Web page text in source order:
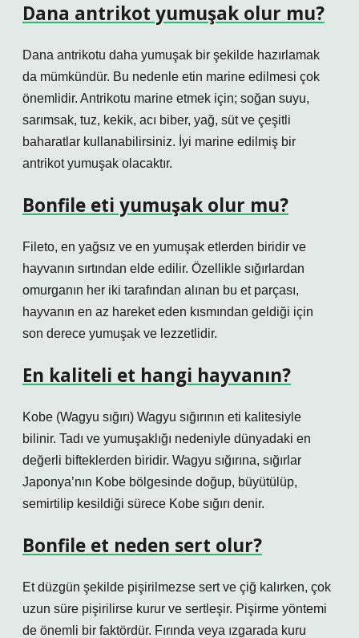
Dana antrikot yumuşak olur mu?
Dana antrikotu daha yumuşak bir şekilde hazırlamak
da mümkündür. Bu nedenle etin marine edilmesi çok
önemlidir. Antrikotu marine etmek için; soğan suyu,
sarımsak, tuz, kekik, acı biber, yağ, süt ve çeşitli
baharatlar kullanabilirsiniz. İyi marine edilmiş bir
antrikot yumuşak olacaktır.
Bonfile eti yumuşak olur mu?
Fileto, en yağsız ve en yumuşak etlerden biridir ve
hayvanın sırtından elde edilir. Özellikle sığırlardan
omurganın her iki tarafından alınan bu et parçası,
hayvanın en az hareket eden kısmından geldiği için
son derece yumuşak ve lezzetlidir.
En kaliteli et hangi hayvanın?
Kobe (Wagyu sığırı) Wagyu sığırının eti kalitesiyle
bilinir. Tadı ve yumuşaklığı nedeniyle dünyadaki en
değerli bifteklerden biridir. Wagyu sığırına, sığırlar
Japonya’nın Kobe bölgesinde doğup, büyütülüp,
semirtilip kesildiği sürece Kobe sığırı denir.
Bonfile et neden sert olur?
Et düzgün şekilde pişirilmezse sert ve çiğ kalırken, çok
uzun süre pişirilirse kurur ve sertleşir. Pişirme yöntemi
de önemli bir faktördür. Fırında veya ızgarada kuru